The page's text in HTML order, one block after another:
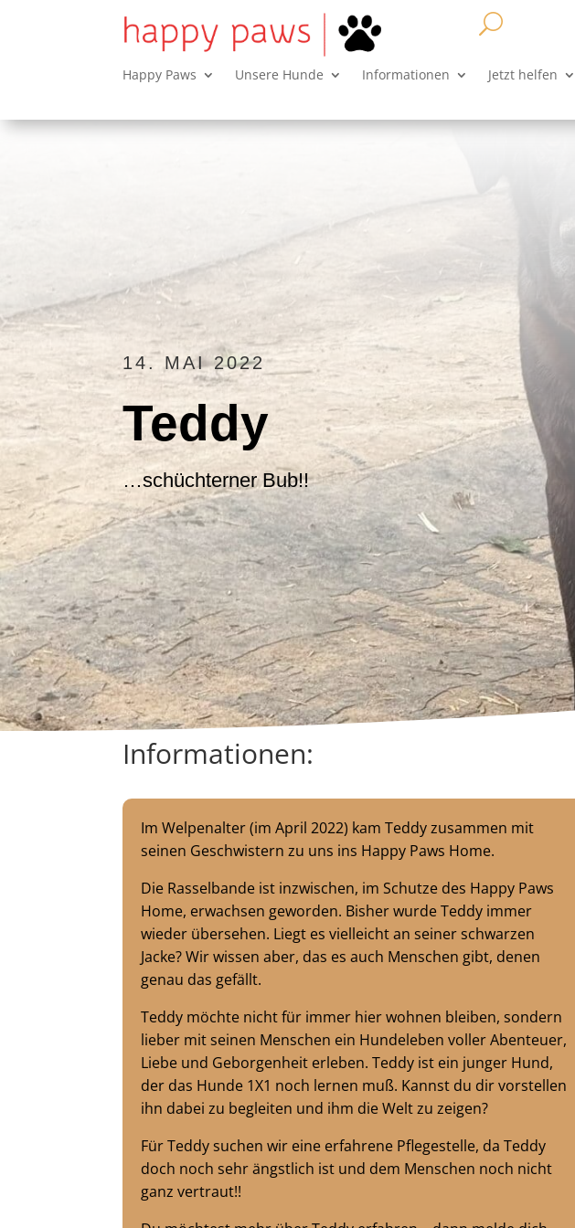
Happy Paws Unsere Hunde Informationen Jetzt helfen
14. MAI 2022
Teddy
…schüchterner Bub!!
Informationen:
Im Welpenalter (im April 2022) kam Teddy zusammen mit
seinen Geschwistern zu uns ins Happy Paws Home.
Die Rasselbande ist inzwischen, im Schutze des Happy Paws
Home, erwachsen geworden. Bisher wurde Teddy immer
wieder übersehen. Liegt es vielleicht an seiner schwarzen
Jacke? Wir wissen aber, das es auch Menschen gibt, denen
genau das gefällt.
Teddy möchte nicht für immer hier wohnen bleiben, sondern
lieber mit seinen Menschen ein Hundeleben voller Abenteuer,
Liebe und Geborgenheit erleben. Teddy ist ein junger Hund,
der das Hunde 1X1 noch lernen muß. Kannst du dir vorstellen
ihn dabei zu begleiten und ihm die Welt zu zeigen?
Für Teddy suchen wir eine erfahrene Pflegestelle, da Teddy
doch noch sehr ängstlich ist und dem Menschen noch nicht
ganz vertraut!!